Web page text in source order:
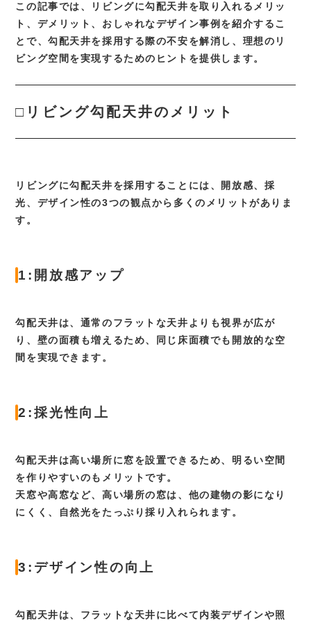
お知らせ
ブログ
プライバシーポリシー
088-678-7557
WEB予約
定休日
この記事では、リビングに勾配天井を取り入れるメリッ
ト、デメリット、おしゃれなデザイン事例を紹介するこ
とで、勾配天井を採用する際の不安を解消し、理想のリ
ビング空間を実現するためのヒントを提供します。
□リビング勾配天井のメリット
リビングに勾配天井を採用することには、開放感、採
光、デザイン性の3つの観点から多くのメリットがありま
す。
1:開放感アップ
勾配天井は、通常のフラットな天井よりも視界が広が
り、壁の面積も増えるため、同じ床面積でも開放的な空
間を実現できます。
2:採光性向上
勾配天井は高い場所に窓を設置できるため、明るい空間
を作りやすいのもメリットです。
天窓や高窓など、高い場所の窓は、他の建物の影になり
にくく、自然光をたっぷり採り入れられます。
3:デザイン性の向上
勾配天井は、フラットな天井に比べて内装デザインや照